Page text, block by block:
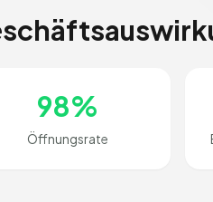
98%
Öffnungsrate